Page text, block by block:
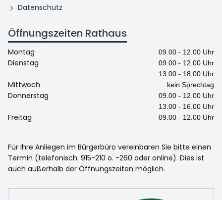
Datenschutz
Öffnungszeiten Rathaus
Montag 09.00 - 12.00 Uhr
Dienstag
09.00 - 12.00 Uhr
13.00 - 18.00 Uhr
Mittwoch kein Sprechtag
Donnerstag
09.00 - 12.00 Uhr
13.00 - 16.00 Uhr
Freitag 09.00 - 12.00 Uhr
Für Ihre Anliegen im Bürgerbüro vereinbaren Sie bitte einen
Termin (telefonisch: 915-210 o. -260 oder online). Dies ist
auch außerhalb der Öffnungszeiten möglich.